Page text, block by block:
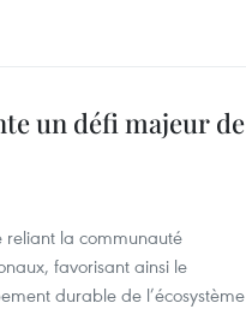
un défi majeur de
reliant la communauté
favorisant ainsi le
durable de l’écosystème